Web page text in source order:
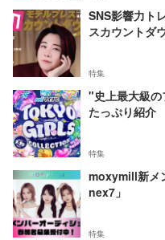
SNS影響力ト
スカウントダ
特集
"史上最大級
たっぷり紹介
特集
moxymill新メ
nex7」
特集